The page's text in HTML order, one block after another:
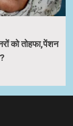
को तोहफा,पेंशन